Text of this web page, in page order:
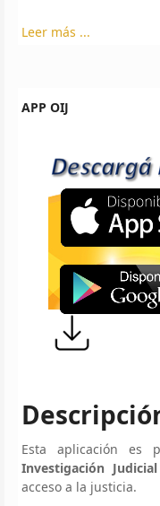
Leer más ...
APP OIJ
Esta aplicación es
Investigación
acceso a la justicia.